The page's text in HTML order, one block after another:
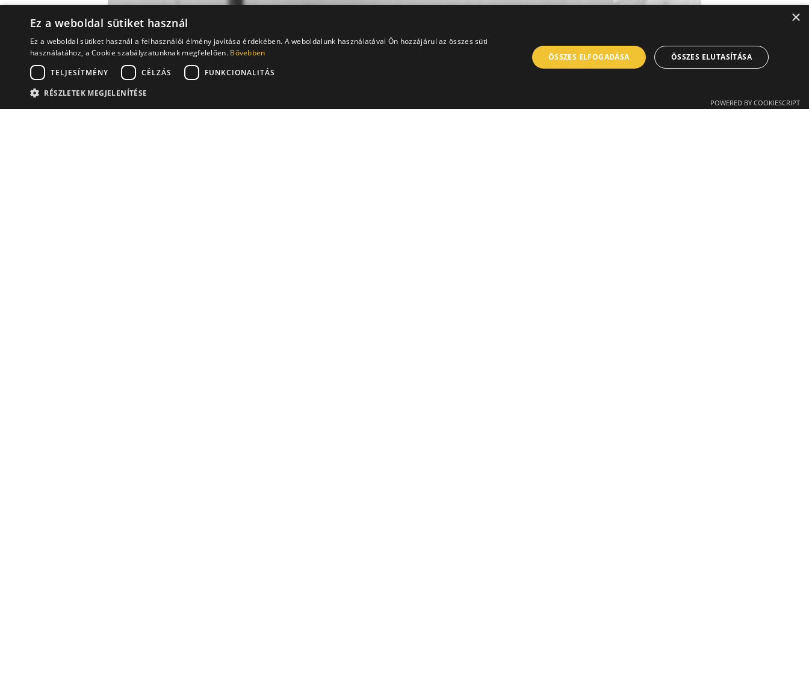
×
Ez a weboldal sütiket használ
Ez a weboldal sütiket használ a felhasználói élmény javítása érdekében. A weboldalunk használatával Ön hozzájárul az összes süti
használatához, a Cookie szabályzatunknak megfelelően. Bővebben
TELJESÍTMÉNY
CÉLZÁS FUNKCIONALITÁS
RÉSZLETEK MEGJELENÍTÉSE
ÖSSZES ELFOGADÁSA ÖSSZES ELUTASÍTÁSA
POWERED BY COOKIESCRIPT